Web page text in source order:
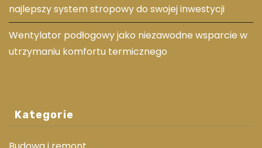
najlepszy system stropowy do swojej inwestycji
Wentylator podłogowy jako niezawodne wsparcie w
utrzymaniu komfortu termicznego
Kategorie